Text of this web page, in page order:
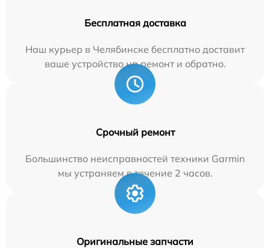
Бесплатная доставка
Наш курьер в Челябинске бесплатно доставит
ваше устройство на ремонт и обратно.
Срочный ремонт
Большинство неисправностей техники Garmin
мы устраняем в течение 2 часов.
Оригинальные запчасти